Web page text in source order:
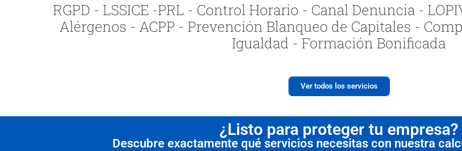
RGPD - LSSICE -PRL - Control Horario - Canal Denuncia -
Alérgenos - ACPP - Prevención Blanqueo de Capitales -
Igualdad - Formación Bonificada
Ver todos los servicios
¿Listo para proteger tu empresa?
Descubre exactamente qué servicios necesitas con nuestra